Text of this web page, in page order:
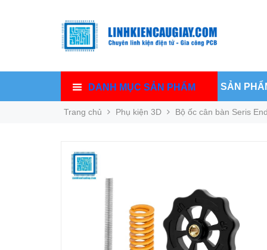
DANH MỤC SẢN PHẨM SẢN
Trang chủ Phụ kiện 3D Bộ ốc cân bàn Seris